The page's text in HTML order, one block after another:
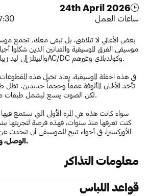
24th April 2026
ساعات العمل 7:30 مساءً إلى 8:00
بعض الأغاني لا تتلاشى، بل تبقى معك. تجمع
موسيقى الفرق الموسيقية والفنانين الذين شكلوا
والبيتلز إلى ليد زيبلين وديب بيربل وسانتانا وAC/DC وكولدبلاي وغيرهم.
في هذه الحفلة الموسيقية، يعاد تخيل هذه المقطوعات
تأخذ الألحان المألوفة عمقاً وحجماً جديدين. تظل
لكن الصوت يتسع ليشمل طبقات متعددة وسينمائية وغامرة.
سواء كانت هذه هي المرة الأولى التي تستمع
كنت تعرفها منذ سنوات، فهذه فرصة
الأوركسترا، في أجواء تتيح للموسيقى أن تتحدث
الوصل، وجهة واحدة، كل احتفال.
معلومات التذاكر
الدخول مجانًاللأفراد
قواعد اللباس